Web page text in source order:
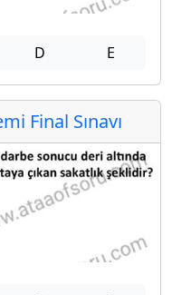
D E
Final Sınavı